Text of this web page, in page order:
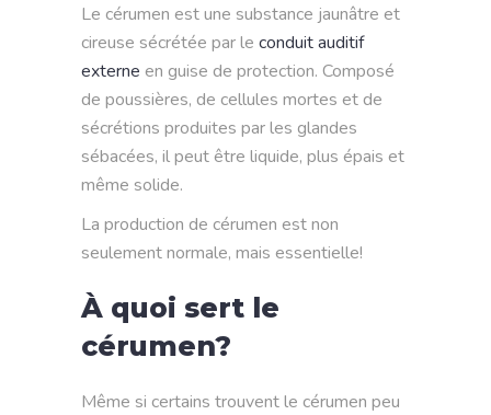
Le cérumen est une substance jaunâtre et
cireuse sécrétée par le conduit auditif
externe en guise de protection. Composé
de poussières, de cellules mortes et de
sécrétions produites par les glandes
sébacées, il peut être liquide, plus épais et
même solide.
La production de cérumen est non
seulement normale, mais essentielle!
À quoi sert le
cérumen?
Même si certains trouvent le cérumen peu